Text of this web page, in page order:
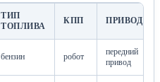
ТИП
ТОПЛИВА
КПП ПРИВОД
бензин робот
передний
привод